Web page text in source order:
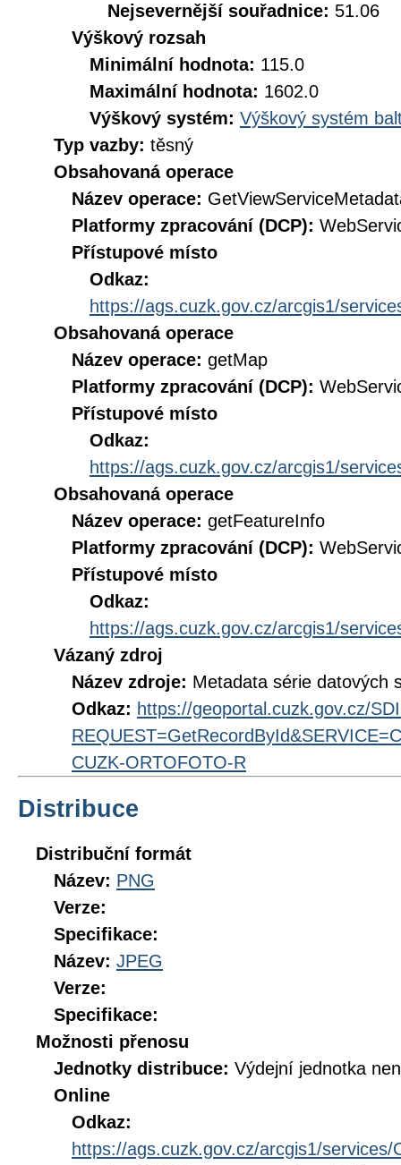
Nejsevernější souřadnice: 51.06
Výškový rozsah
Minimální hodnota: 115.0
Maximální hodnota: 1602.0
Výškový systém: Výškový systém
Typ vazby: těsný
Obsahovaná operace
Název operace:
Platformy zpracování (DCP):
Přístupové místo
Odkaz:
https://ags.cuzk.gov.cz/arcgis1/
Obsahovaná operace
Název operace: getMap
Platformy zpracování (DCP):
Přístupové místo
Odkaz:
https://ags.cuzk.gov.cz/arcgis1/
Obsahovaná operace
Název operace: getFeatureInfo
Platformy zpracování (DCP):
Přístupové místo
Odkaz:
https://ags.cuzk.gov.cz/arcgis1/
Vázaný zdroj
Název zdroje: Metadata série datových
Odkaz: https://geoportal.cuzk.gov.cz/
CUZK-ORTOFOTO-R
Distribuce
Distribuční formát
Název: PNG
Verze:
Specifikace:
Název: JPEG
Verze:
Specifikace:
Možnosti přenosu
Jednotky distribuce: Výdejní jednotka
Online
Odkaz:
https://ags.cuzk.gov.cz/arcgis1/